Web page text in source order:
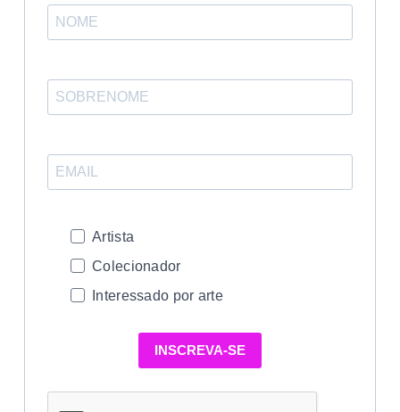
Artista
Colecionador
Interessado por arte
INSCREVA-SE